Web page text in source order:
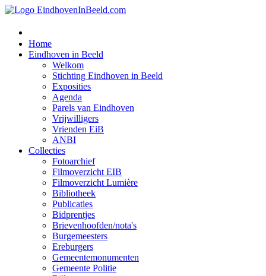
Home
Eindhoven in Beeld
Welkom
Stichting Eindhoven in Beeld
Exposities
Agenda
Parels van Eindhoven
Vrijwilligers
Vrienden EiB
ANBI
Collecties
Fotoarchief
Filmoverzicht EIB
Filmoverzicht Lumière
Bibliotheek
Publicaties
Bidprentjes
Brievenhoofden/nota's
Burgemeesters
Ereburgers
Gemeentemonumenten
Gemeente Politie